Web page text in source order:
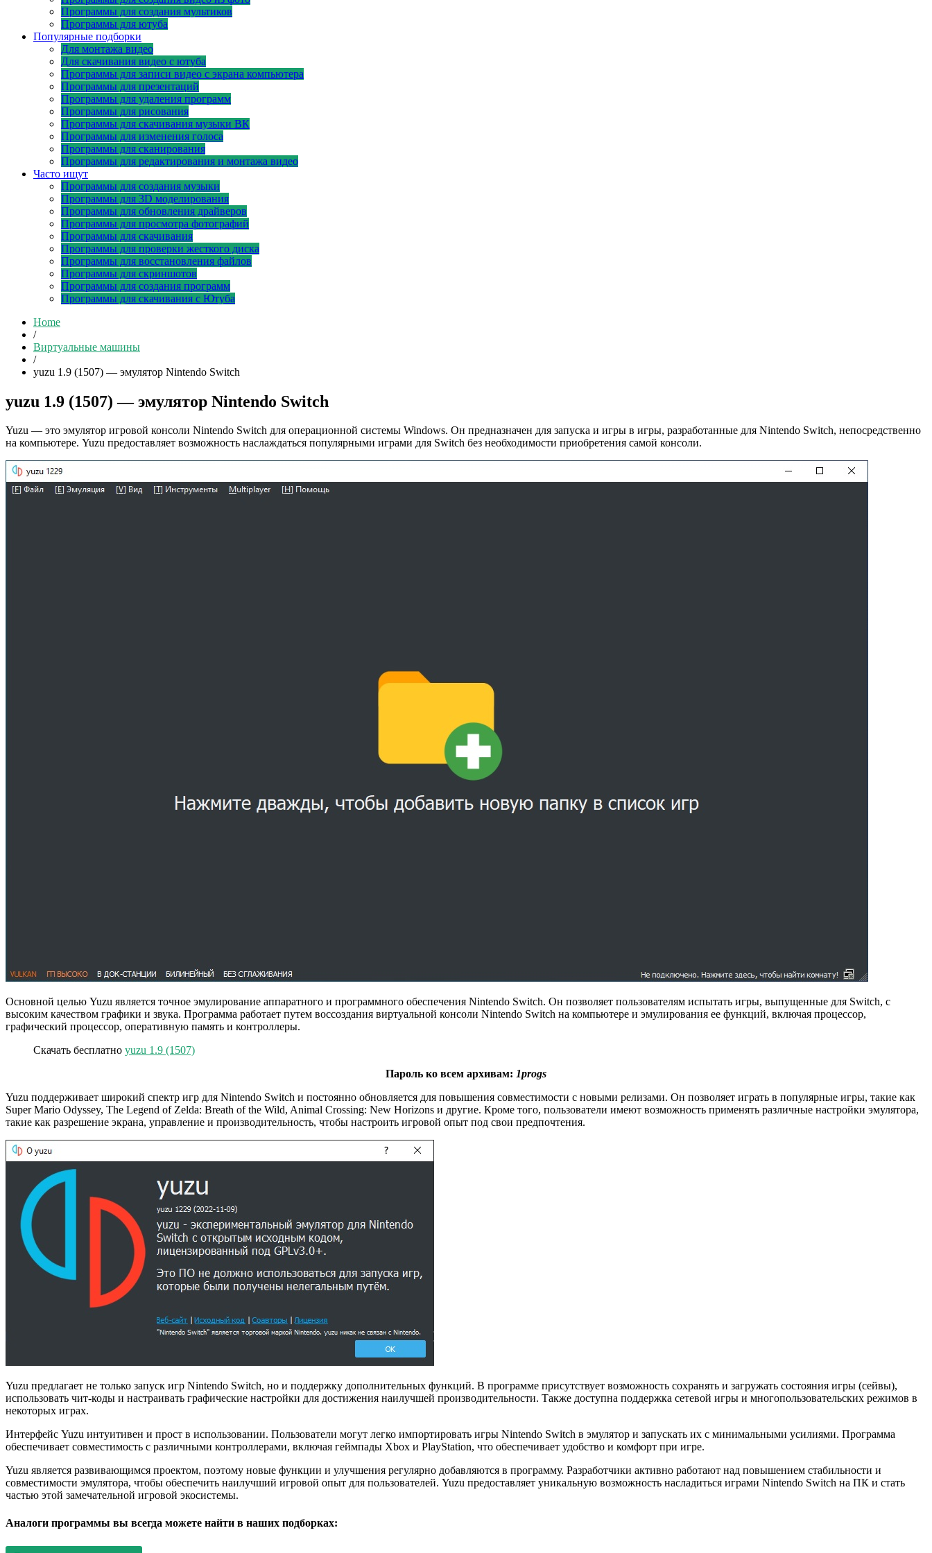
Программы для создания мультиков
Программы для ютуба
Популярные подборки
Для монтажа видео
Для скачивания видео с ютуба
Программы для записи видео с экрана компьютера
Программы для презентаций
Программы для удаления программ
Программы для рисования
Программы для скачивания музыки ВК
Программы для изменения голоса
Программы для сканирования
Программы для редактирования и монтажа видео
Часто ищут
Программы для создания музыки
Программы для 3D моделирования
Программы для обновления драйверов
Программы для просмотра фотографий
Программы для скачивания
Программы для проверки жесткого диска
Программы для восстановления файлов
Программы для скриншотов
Программы для создания программ
Программы для скачивания с Ютуба
Home
/
Виртуальные машины
/
yuzu 1.9 (1507) — эмулятор Nintendo Switch
yuzu 1.9 (1507) — эмулятор Nintendo Switch
Yuzu — это эмулятор игровой консоли Nintendo Switch для операционной системы Windows. Он предназначен для запуска и игры в игры, разработанные для Nintendo Switch, непосредственно
на компьютере. Yuzu предоставляет возможность наслаждаться популярными играми для Switch без необходимости приобретения самой консоли.
Основной целью Yuzu является точное эмулирование аппаратного и программного обеспечения Nintendo Switch. Он позволяет пользователям испытать игры, выпущенные для Switch, с
высоким качеством графики и звука. Программа работает путем воссоздания виртуальной консоли Nintendo Switch на компьютере и эмулирования ее функций, включая процессор,
графический процессор, оперативную память и контроллеры.
Скачать бесплатно yuzu 1.9 (1507)
Пароль ко всем архивам: 1progs
Yuzu поддерживает широкий спектр игр для Nintendo Switch и постоянно обновляется для повышения совместимости с новыми релизами. Он позволяет играть в популярные игры, такие как
Super Mario Odyssey, The Legend of Zelda: Breath of the Wild, Animal Crossing: New Horizons и другие. Кроме того, пользователи имеют возможность применять различные настройки эмулятора,
такие как разрешение экрана, управление и производительность, чтобы настроить игровой опыт под свои предпочтения.
Yuzu предлагает не только запуск игр Nintendo Switch, но и поддержку дополнительных функций. В программе присутствует возможность сохранять и загружать состояния игры (сейвы),
использовать чит-коды и настраивать графические настройки для достижения наилучшей производительности. Также доступна поддержка сетевой игры и многопользовательских режимов в
некоторых играх.
Интерфейс Yuzu интуитивен и прост в использовании. Пользователи могут легко импортировать игры Nintendo Switch в эмулятор и запускать их с минимальными усилиями. Программа
обеспечивает совместимость с различными контроллерами, включая геймпады Xbox и PlayStation, что обеспечивает удобство и комфорт при игре.
Yuzu является развивающимся проектом, поэтому новые функции и улучшения регулярно добавляются в программу. Разработчики активно работают над повышением стабильности и
совместимости эмулятора, чтобы обеспечить наилучший игровой опыт для пользователей. Yuzu предоставляет уникальную возможность насладиться играми Nintendo Switch на ПК и стать
частью этой замечательной игровой экосистемы.
Аналоги программы вы всегда можете найти в наших подборках: